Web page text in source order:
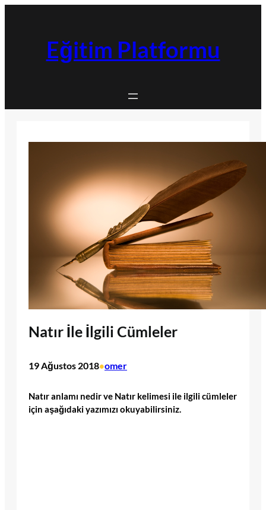
Eğitim Platformu
Natır İle İlgili Cümleler
19 Ağustos 2018•omer
Natır anlamı nedir ve Natır kelimesi ile ilgili cümleler
için aşağıdaki yazımızı okuyabilirsiniz.